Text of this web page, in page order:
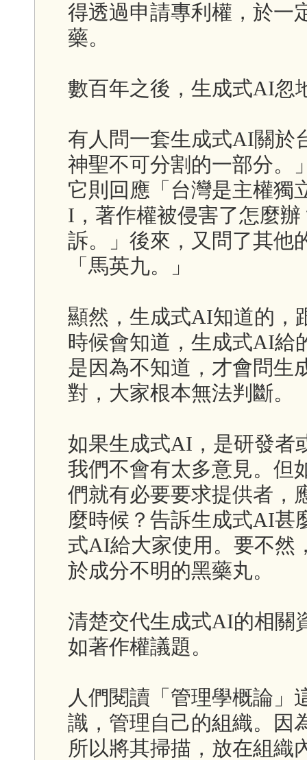
得透過申請專利權，於一
藥。
數百年之後，生成式AI忽
有人問一套生成式AI關於
神聖不可分割的一部分。
它則回應「台灣是主權獨
I，著作權被侵害了怎麼
訴。」後來，又問了其他
「馬英九。」
顯然，生成式AI知道的，
時候會知道，生成式AI給
是因為不知道，才會問生
對，大家根本無法判斷。
如果生成式AI，是研發者
我們不會有太多意見。但
們就有必要要求提供者，
麼時候？告訴生成式AI甚
式AI給大家使用。要不然
於成分不明的黑藥丸。
清楚交代生成式AI的相關
如著作權議題。
人們閱讀「管理學概論」
識，管理自己的組織。因
所以將其掃描，放在組織